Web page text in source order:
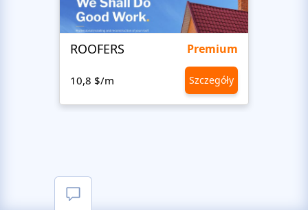
ROOFERS Premium
10,8 $/m Szczegóły